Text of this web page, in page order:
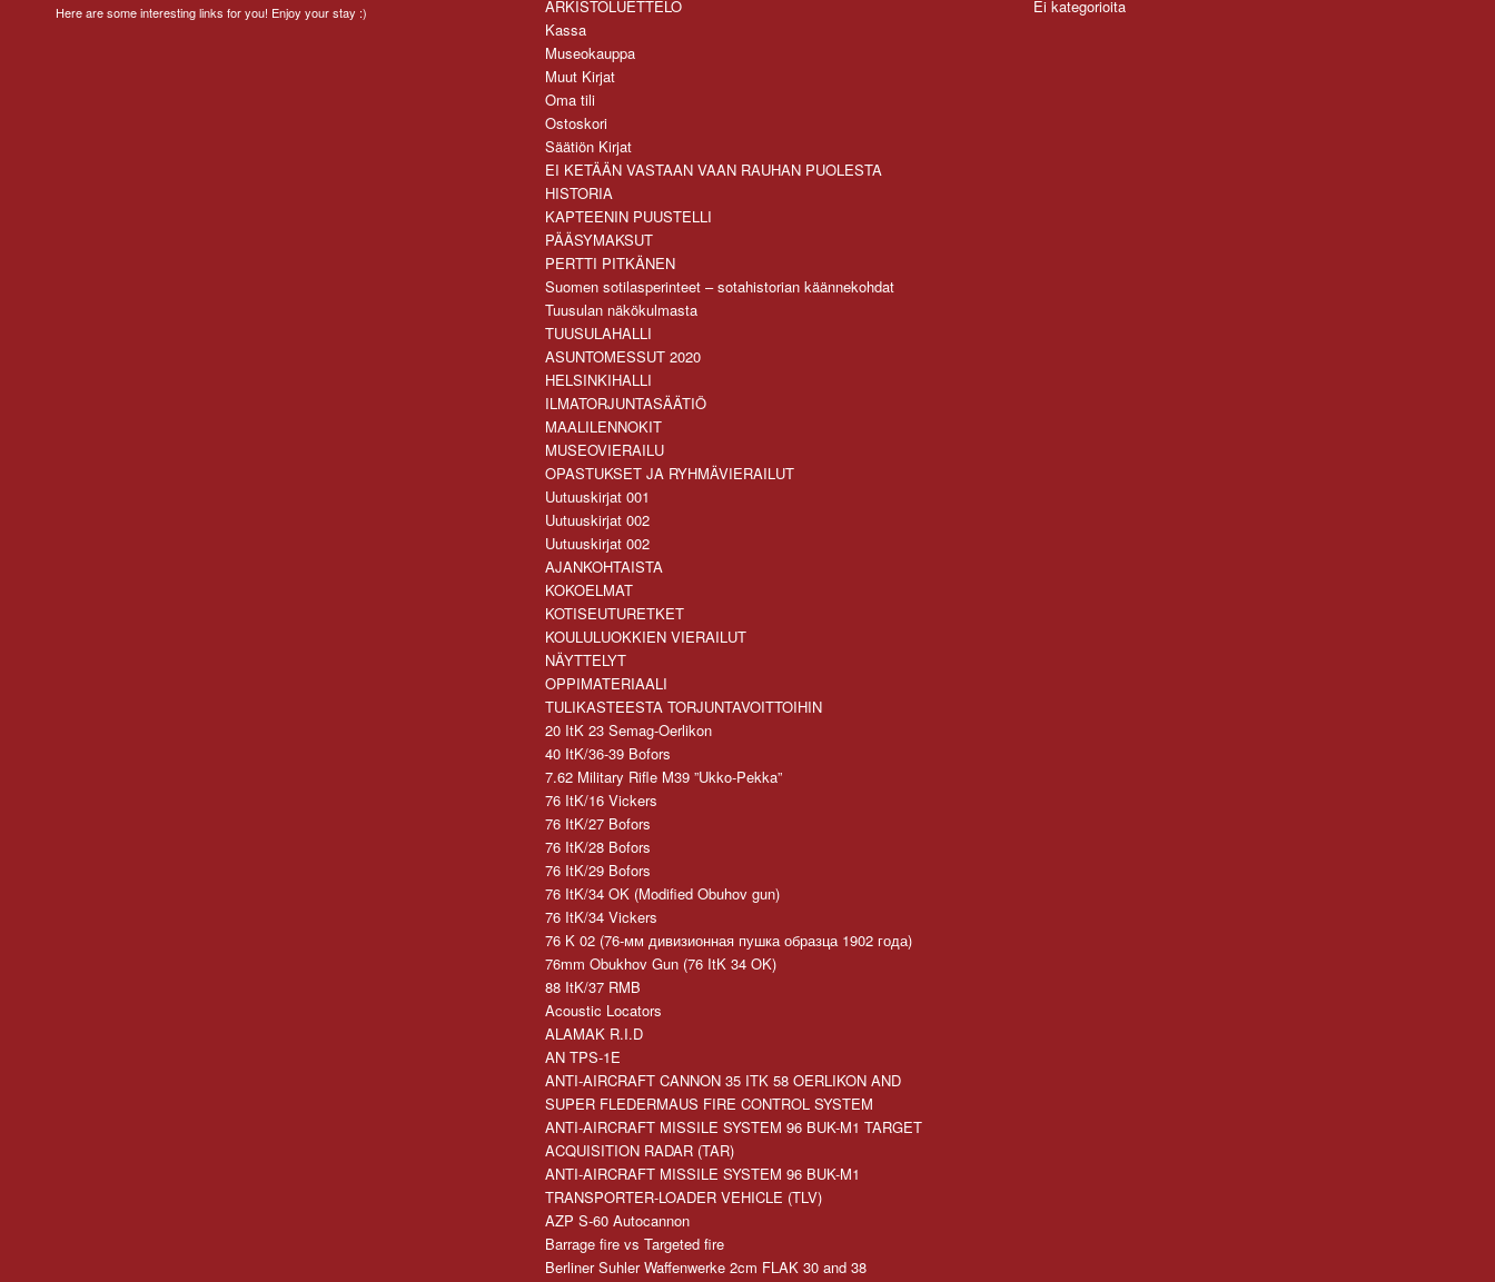
Here are some interesting links for you! Enjoy your stay :)
ARKISTOLUETTELO
Kassa
Museokauppa
Muut Kirjat
Oma tili
Ostoskori
Säätiön Kirjat
EI KETÄÄN VASTAAN VAAN RAUHAN PUOLESTA
HISTORIA
KAPTEENIN PUUSTELLI
PÄÄSYMAKSUT
PERTTI PITKÄNEN
Suomen sotilasperinteet – sotahistorian käännekohdat
Tuusulan näkökulmasta
TUUSULAHALLI
ASUNTOMESSUT 2020
HELSINKIHALLI
ILMATORJUNTASÄÄTIÖ
MAALILENNOKIT
MUSEOVIERAILU
OPASTUKSET JA RYHMÄVIERAILUT
Uutuuskirjat 001
Uutuuskirjat 002
Uutuuskirjat 002
AJANKOHTAISTA
KOKOELMAT
KOTISEUTURETKET
KOULULUOKKIEN VIERAILUT
NÄYTTELYT
OPPIMATERIAALI
TULIKASTEESTA TORJUNTAVOITTOIHIN
20 ItK 23 Semag-Oerlikon
40 ItK/36-39 Bofors
7.62 Military Rifle M39 ”Ukko-Pekka”
76 ItK/16 Vickers
76 ItK/27 Bofors
76 ItK/28 Bofors
76 ItK/29 Bofors
76 ItK/34 OK (Modified Obuhov gun)
76 ItK/34 Vickers
76 K 02 (76-мм дивизионная пушка образца 1902 года)
76mm Obukhov Gun (76 ItK 34 OK)
88 ItK/37 RMB
Acoustic Locators
ALAMAK R.I.D
AN TPS-1E
ANTI-AIRCRAFT CANNON 35 ITK 58 OERLIKON AND
SUPER FLEDERMAUS FIRE CONTROL SYSTEM
ANTI-AIRCRAFT MISSILE SYSTEM 96 BUK-M1 TARGET
ACQUISITION RADAR (TAR)
ANTI-AIRCRAFT MISSILE SYSTEM 96 BUK-M1
TRANSPORTER-LOADER VEHICLE (TLV)
AZP S-60 Autocannon
Barrage fire vs Targeted fire
Berliner Suhler Waffenwerke 2cm FLAK 30 and 38
Ei kategorioita